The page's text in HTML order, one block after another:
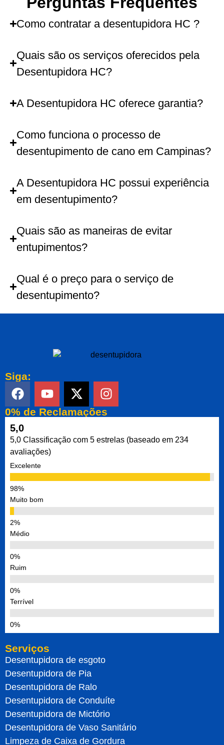
Como contratar a desentupidora HC ?
Quais são os serviços oferecidos pela
Desentupidora HC?
A Desentupidora HC oferece garantia?
Como funciona o processo de
desentupimento de cano em Campinas?
A Desentupidora HC possui experiência
em desentupimento?
Quais são as maneiras de evitar
entupimentos?
Qual é o preço para o serviço de
desentupimento?
Siga:
0% de Reclamações
5,0
5,0 Classificação com 5 estrelas (baseado em 234
avaliações)
Excelente
Muito bom
Médio
Ruim
Terrível
Serviços
Desentupidora de esgoto
Desentupidora de Pia
Desentupidora de Ralo
Desentupidora de Conduíte
Desentupidora de Mictório
Desentupidora de Vaso Sanitário
Limpeza de Caixa de Gordura